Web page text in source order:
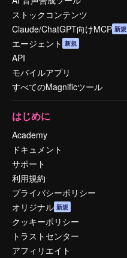
ストックコンテンツ
Claude/ChatGPT向けMCP 新規
エージェント 新規
API
モバイルアプリ
すべてのMagnificツール
はじめに
Academy
ドキュメント
サポート
利用規約
プライバシーポリシー
オリジナル 新規
クッキーポリシー
トラストセンター
アフィリエイト